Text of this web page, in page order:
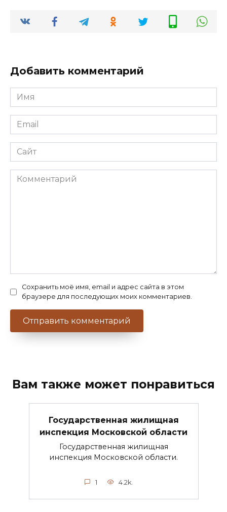
Добавить комментарий
Имя
*
Email
*
Сайт
Комментарий
Сохранить моё имя, email и адрес сайта в этом
браузере для последующих моих комментариев.
Вам также может понравиться
Государственная жилищная
инспекция Московской области
Государственная жилищная
инспекция Московской области.
1 4.2k.